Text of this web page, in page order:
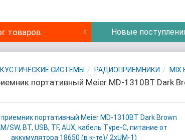
товаров Новые
СИСТЕМЫ РАДИОПРИЁМНИКИ MIX
портативный Meier MD-1310BT Dark